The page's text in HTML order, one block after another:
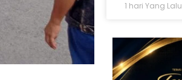
1 hari Yang Lalu